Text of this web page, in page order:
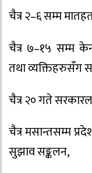
चैत्र २–६ सम्म
चैत्र ७–१५ सम्म
तथा व्यक्तिहरुसँग
चैत्र २० गते
चैत्र मसान्तसम्म
सुझाव सङ्कलन,